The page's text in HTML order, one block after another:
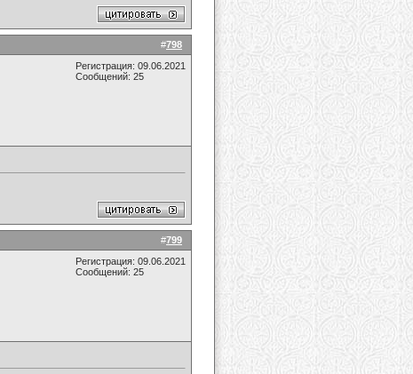
#798
Регистрация: 09.06.2021
Сообщений: 25
#799
Регистрация: 09.06.2021
Сообщений: 25